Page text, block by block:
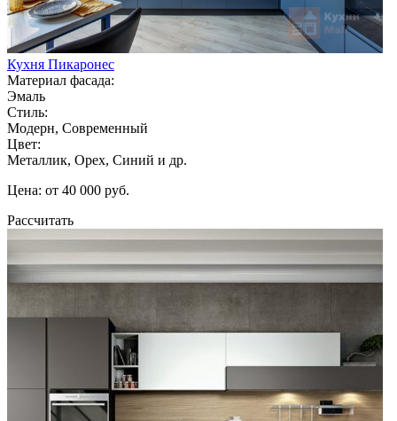
Кухня Пикаронес
Материал фасада:
Эмаль
Стиль:
Модерн, Современный
Цвет:
Металлик, Орех, Синий и др.
Цена: от 40 000 руб.
Рассчитать